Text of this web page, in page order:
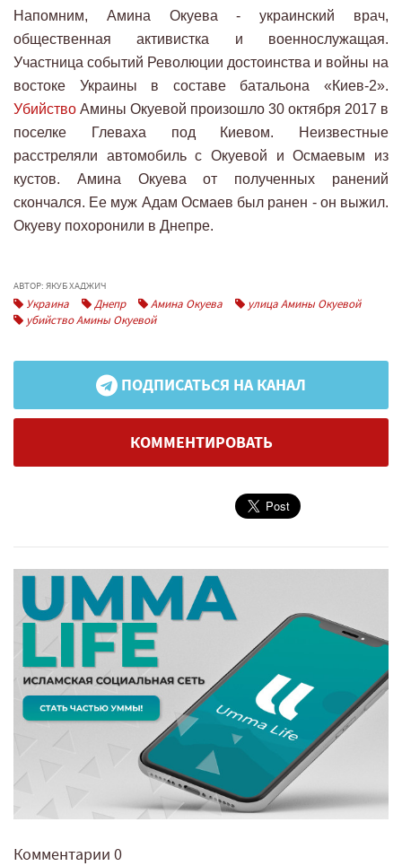
Напомним, Амина Окуева - украинский врач,
общественная активистка и военнослужащая.
Участница событий Революции достоинства и войны на
востоке Украины в составе батальона «Киев-2».
Убийство Амины Окуевой произошло 30 октября 2017 в
поселке Глеваха под Киевом. Неизвестные
расстреляли автомобиль с Окуевой и Осмаевым из
кустов. Амина Окуева от полученных ранений
скончался. Ее муж Адам Осмаев был ранен - он выжил.
Окуеву похоронили в Днепре.
АВТОР: ЯКУБ ХАДЖИЧ
Украина Днепр Амина Окуева
улица Амины Окуевой
убийство Амины Окуевой
ПОДПИСАТЬСЯ НА КАНАЛ
КОММЕНТИРОВАТЬ
Комментарии 0